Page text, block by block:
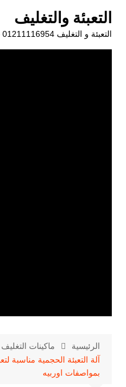
المحتوى
التعبئة والتغليف
التعبئة و التغليف 01211116954 – 01211116956 – 01211116958
الرئيسية
ماكينات التغليف
آلة التعبئة الحجمية مناسبة
بمواصفات اوربيه